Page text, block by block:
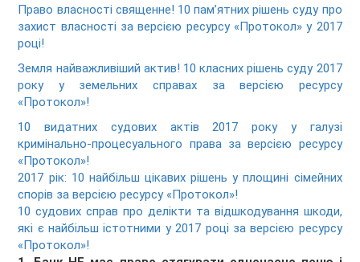
Право власності священне! 10 пам’ятних рішень суду про
захист власності за версією ресурсу «Протокол» у 2017
році!
Земля найважливіший актив! 10 класних рішень суду 2017
року у земельних справах за версією ресурсу
«Протокол»!
10 видатних судових актів 2017 року у галузі
кримінально-процесуального права за версією ресурсу
«Протокол»!
2017 рік: 10 найбільш цікавих рішень у площині сімейних
спорів за версією ресурсу «Протокол»!
10 судових справ про делікти та відшкодування шкоди,
які є найбільш істотними у 2017 році за версією ресурсу
«Протокол»!